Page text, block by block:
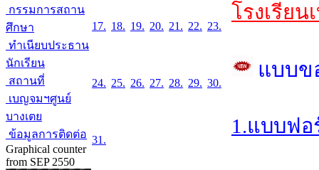
กรรมการสถาน
ศึกษา
ทำเนียบประธาน
นักเรียน
สถานที่
เบญจมฯศูนย์
บางเตย
ข้อมูลการติดต่อ
Graphical counter
from SEP 2550
17. 18. 19. 20. 21. 22. 23.
24. 25. 26. 27. 28. 29. 30.
31.
โรงเรีย
แบบข
1.แบบฟ